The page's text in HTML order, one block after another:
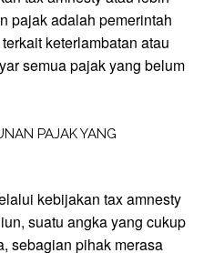
pajak adalah pemerintah
keterlambatan atau
semua pajak yang belum
kebijakan tax amnesty
suatu angka yang cukup
sebagian pihak merasa